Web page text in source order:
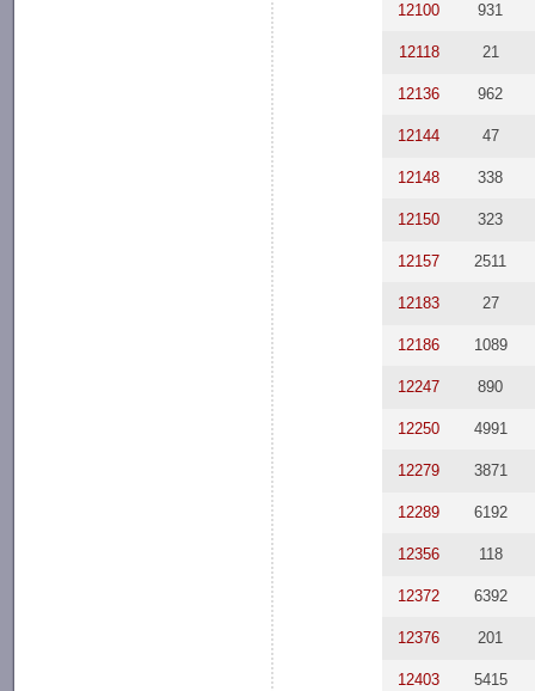
12100 931
12118 21
12136 962
12144 47
12148 338
12150 323
12157 2511
12183 27
12186 1089
12247 890
12250 4991
12279 3871
12289 6192
12356 118
12372 6392
12376 201
12403 5415